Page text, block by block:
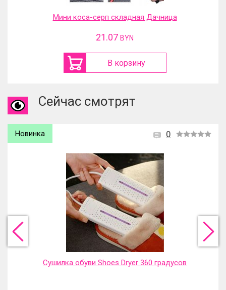
Мини коса-серп складная Дачница
21.07 BYN
В корзину
Сейчас смотрят
0
Новинка
Сушилка обуви Shoes Dryer 360 градусов